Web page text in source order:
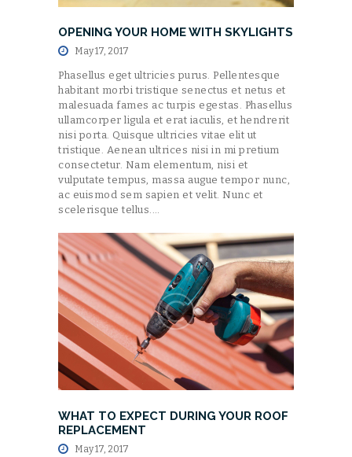
OPENING YOUR HOME WITH SKYLIGHTS
May 17, 2017
Phasellus eget ultricies purus. Pellentesque
habitant morbi tristique senectus et netus et
malesuada fames ac turpis egestas. Phasellus
ullamcorper ligula et erat iaculis, et hendrerit
nisi porta. Quisque ultricies vitae elit ut
tristique. Aenean ultrices nisi in mi pretium
consectetur. Nam elementum, nisi et
vulputate tempus, massa augue tempor nunc,
ac euismod sem sapien et velit. Nunc et
scelerisque tellus.…
WHAT TO EXPECT DURING YOUR ROOF
REPLACEMENT
May 17, 2017